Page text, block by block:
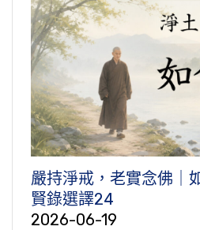
嚴持淨戒，老實念佛｜
賢錄選譯24
2026-06-19